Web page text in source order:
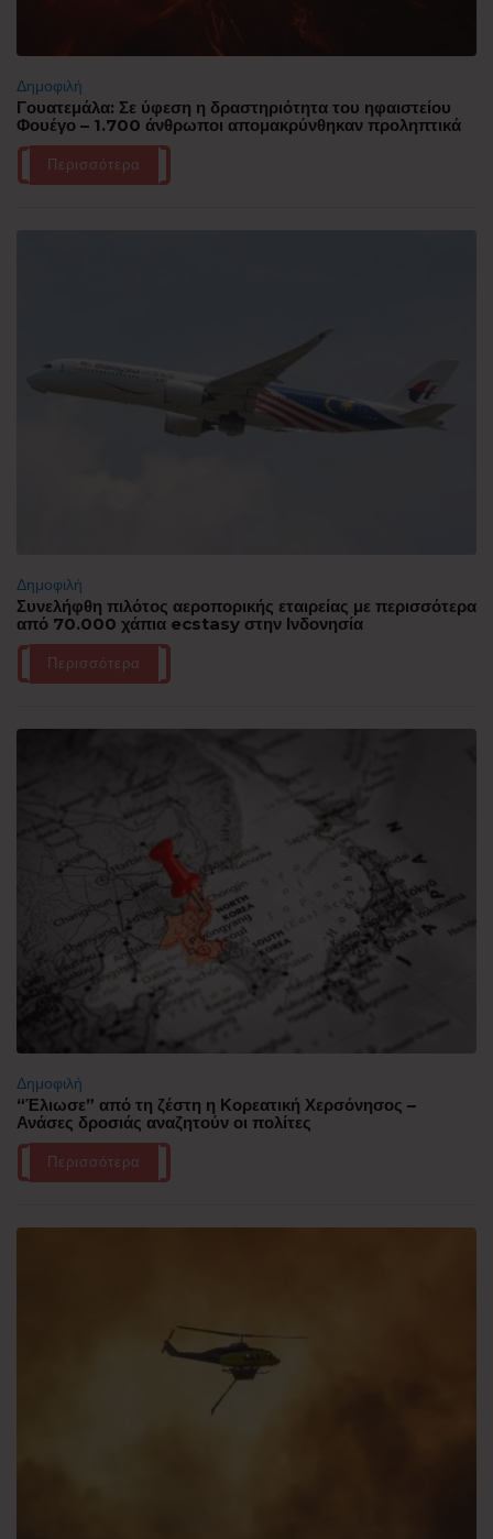
Δημοφιλή
Γουατεμάλα: Σε ύφεση η δραστηριότητα του ηφαιστείου
Φουέγο – 1.700 άνθρωποι απομακρύνθηκαν προληπτικά
Περισσότερα
Δημοφιλή
Συνελήφθη πιλότος αεροπορικής εταιρείας με περισσότερα
από 70.000 χάπια ecstasy στην Ινδονησία
Περισσότερα
Δημοφιλή
“Έλιωσε” από τη ζέστη η Κορεατική Χερσόνησος –
Ανάσες δροσιάς αναζητούν οι πολίτες
Περισσότερα